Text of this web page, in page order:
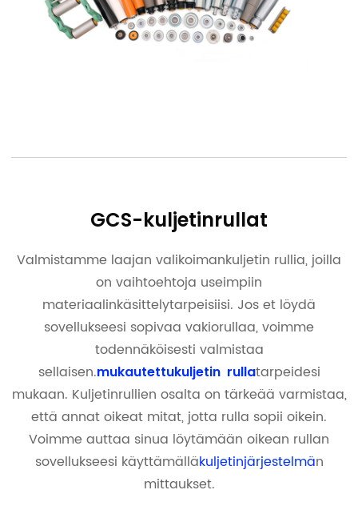
GCS-kuljetinrullat
Valmistamme laajan valikoimankuljetin rullia, joilla
on vaihtoehtoja useimpiin
materiaalinkäsittelytarpeisiisi. Jos et löydä
sovellukseesi sopivaa vakiorullaa, voimme
todennäköisesti valmistaa
sellaisen.mukautettukuljetin rullatarpeidesi
mukaan. Kuljetinrullien osalta on tärkeää varmistaa,
että annat oikeat mitat, jotta rulla sopii oikein.
Voimme auttaa sinua löytämään oikean rullan
sovellukseesi käyttämälläkuljetinjärjestelmän
mittaukset.